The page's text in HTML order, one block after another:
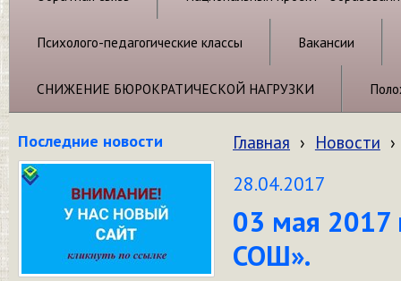
Психолого-педагогические классы Вакансии
СНИЖЕНИЕ БЮРОКРАТИЧЕСКОЙ НАГРУЗКИ
Последние новости Главная › Новости ›
28.04.2017
03 мая 2017
СОШ».